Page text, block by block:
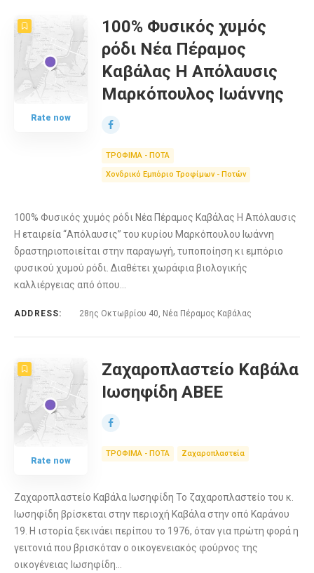
Rate now
100% Φυσικός χυμός
ρόδι Νέα Πέραμος
Καβάλας Η Απόλαυσις
Μαρκόπουλος Ιωάννης
ΤΡΟΦΙΜΑ - ΠΟΤΑ
Χονδρικό Εμπόριο Τροφίμων - Ποτών
100% Φυσικός χυμός ρόδι Νέα Πέραμος Καβάλας Η Απόλαυσις
Η εταιρεία “Απόλαυσις” του κυρίου Μαρκόπουλου Ιωάννη
δραστηριοποιείται στην παραγωγή, τυποποίηση κι εμπόριο
φυσικού χυμού ρόδι. Διαθέτει χωράφια βιολογικής
καλλιέργειας από όπου…
ADDRESS: 28ης Οκτωβρίου 40, Νέα Πέραμος Καβάλας
Rate now
Ζαχαροπλαστείο Καβάλα
Ιωσηφίδη ΑΒΕΕ
ΤΡΟΦΙΜΑ - ΠΟΤΑ Ζαχαροπλαστεία
Ζαχαροπλαστείο Καβάλα Ιωσηφίδη Το ζαχαροπλαστείο του κ.
Ιωσηφίδη βρίσκεται στην περιοχή Καβάλα στην οπό Καράνου
19. Η ιστορία ξεκινάει περίπου το 1976, όταν για πρώτη φορά η
γειτονιά που βρισκόταν ο οικογενειακός φούρνος της
οικογένειας Ιωσηφίδη…